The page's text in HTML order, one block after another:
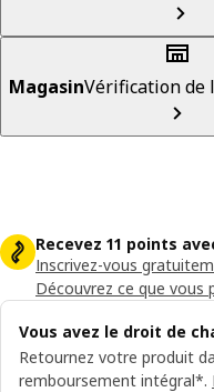
MagasinVérification de
Recevez 11 points
Inscrivez-vous
Découvrez ce que vous
Vous avez le droit de
Retournez votre produit
remboursement intégral*.